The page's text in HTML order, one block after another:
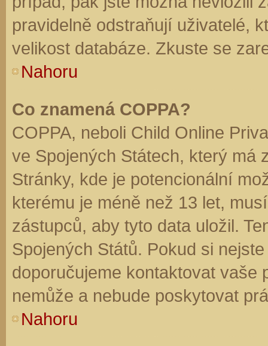
pravidelně odstraňují uživatelé,
velikost databáze. Zkuste se
Nahoru
Co znamená COPPA?
COPPA, neboli Child Online
ve Spojených Státech, který má
Stránky, kde je potencionální
kterému je méně než 13 let,
zástupců, aby tyto data uložil.
Spojených Států. Pokud si
doporučujeme kontaktovat vaše
nemůže a nebude poskytovat
Nahoru